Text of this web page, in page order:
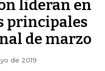
lideran en
principales
de marzo
de 2019